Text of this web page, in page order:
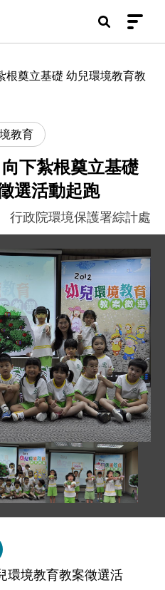
區
根奠立基礎 幼兒環境教育教
教育
下紮根奠立基礎
選活動起跑
行政院環境保護署綜計處
兒創意教案徵選活動由吳
連結
本頁
環境教育教案徵選活